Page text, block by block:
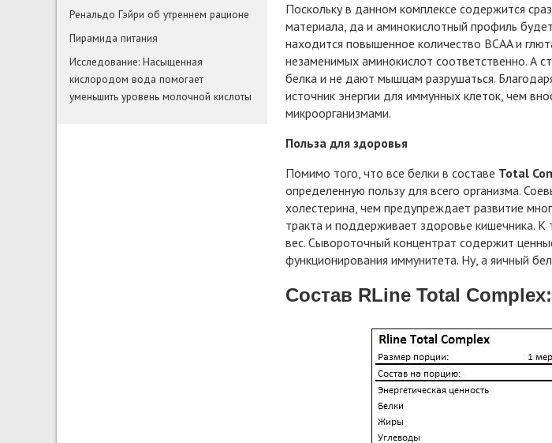
Поскольку в данном комплексе содержится
материала, да и аминокислотный профиль
находится повышенное количество BCAA и
незаменимых аминокислот соответственно. А
белка и не дают мышцам разрушаться.
источник энергии для иммунных клеток, чем
микроорганизмами.
Польза для здоровья
Помимо того, что все белки в составе Total
определенную пользу для всего организма.
холестерина, чем предупреждает развитие
тракта и поддерживает здоровье кишечника.
вес. Сывороточный концентрат содержит
функционирования иммунитета. Ну, а яичный
Состав RLine Total Complex:
Ренальдо Гэйри об утреннем рационе
Пирамида питания
Исследование: Насыщенная
кислородом вода помогает
уменьшить уровень молочной кислоты